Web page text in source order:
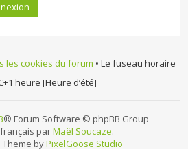
les cookies du forum • Le fuseau horaire
heure [Heure d’été]
® Forum Software © phpBB Group
parMaël Soucaze.
Theme byPixelGoose Studio